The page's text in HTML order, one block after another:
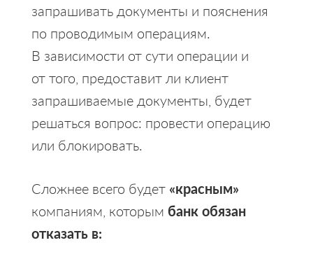
запрашивать документы и пояснения
по проводимым операциям.
В зависимости от сути операции и
от того, предоставит ли клиент
запрашиваемые документы, будет
решаться вопрос: провести операцию
или блокировать.
Сложнее всего будет «красным»
компаниям, которым банк обязан
отказать в: